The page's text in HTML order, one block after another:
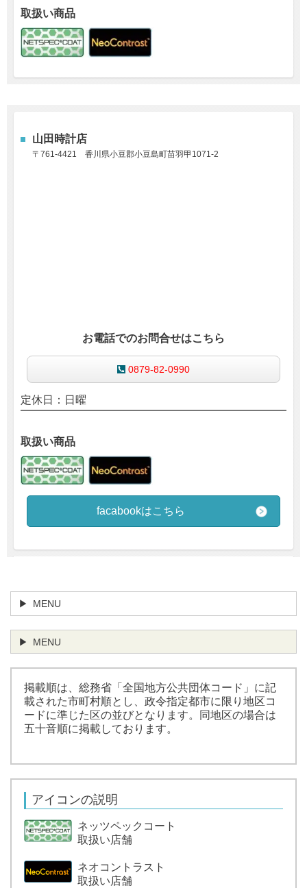
取扱い商品
山田時計店
〒761-4421 香川県小豆郡小豆島町苗羽甲1071-2
お電話でのお問合せはこちら
0879-82-0990
定休日：日曜
取扱い商品
facabookはこちら
MENU
MENU
掲載順は、総務省「全国地方公共団体コード」に記
載された市町村順とし、政令指定都市に限り地区コ
ードに準じた区の並びとなります。同地区の場合は
五十音順に掲載しております。
アイコンの説明
ネッツペックコート
取扱い店舗
ネオコントラスト
取扱い店舗